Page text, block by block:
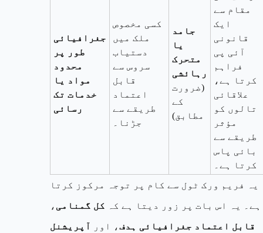
جغرافیائی
طور پر
محدود
مواد یا
خدمات تک
رسائی
کسی مخصوص
ملک میں
دستیاب
سروس سے
قابل
اعتماد
طریقے سے
جڑنا۔
جامد
یا
متحرک
رہائشی
(ضرورت
کے
مطابق)
مقام سے
ایک
قانونی
آئی پی
فراہم
کرتا ہے،
علاقائی
تالوں کو
مؤثر
طریقے سے
بائی پاس
کرتا ہے۔
یہ فریم ورک ٹول سے کام پر توجہ مرکوز کرتا
ہے۔ یہ اس بات پر زور دیتا ہے کہ کل گمنامی ،
قابل اعتماد جغرافیائی ہدف، اور آپریشنل